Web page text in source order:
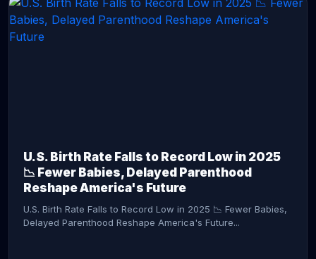
U.S. Birth Rate Falls to Record Low in 2025
📉 Fewer Babies, Delayed Parenthood
Reshape America's Future
U.S. Birth Rate Falls to Record Low in 2025 📉 Fewer Babies,
Delayed Parenthood Reshape America's Future...